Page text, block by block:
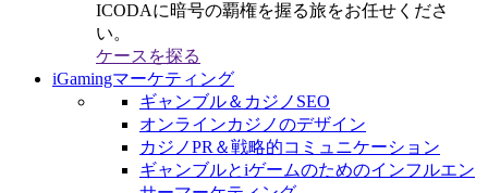
ICODAに暗号の覇権を握る旅をお任せくださ
い。
ケースを探る
iGamingマーケティング
ギャンブル＆カジノSEO
オンラインカジノのデザイン
カジノPR＆戦略的コミュニケーション
ギャンブルとiゲームのためのインフルエン